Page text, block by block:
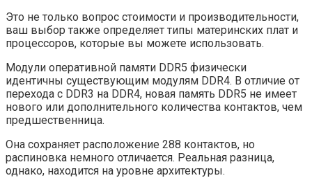
Это не только вопрос стоимости и производительности,
ваш выбор также определяет типы материнских плат и
процессоров, которые вы можете использовать.
Модули оперативной памяти DDR5 физически
идентичны существующим модулям DDR4. В отличие от
перехода с DDR3 на DDR4, новая память DDR5 не имеет
нового или дополнительного количества контактов, чем
предшественница.
Она сохраняет расположение 288 контактов, но
распиновка немного отличается. Реальная разница,
однако, находится на уровне архитектуры.